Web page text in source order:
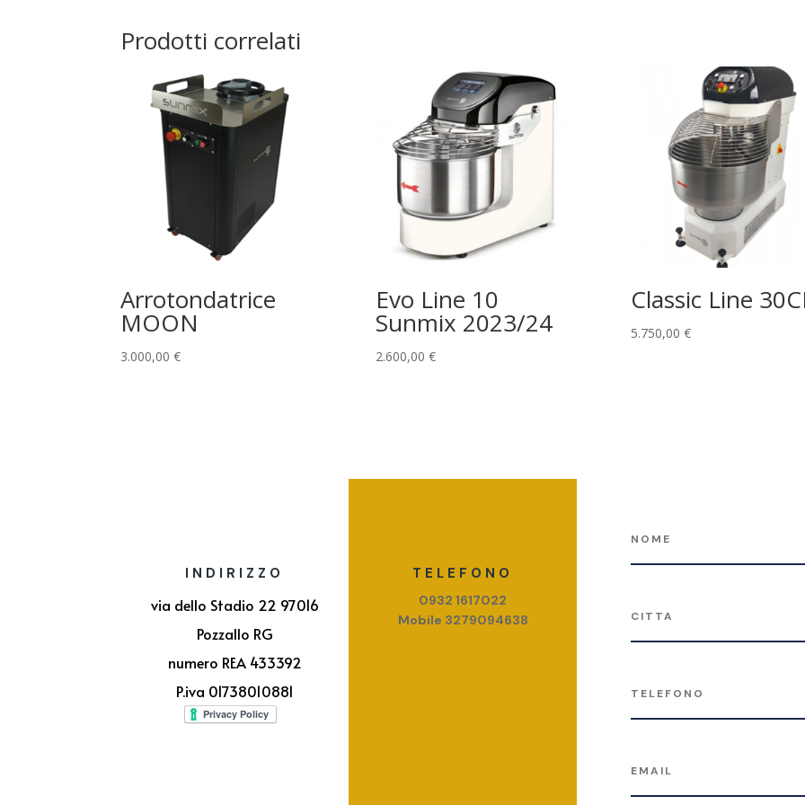
Prodotti correlati
Arrotondatrice
MOON
3.000,00€
Evo Line 10
Sunmix 2023/24
2.600,00 €
Classic Line
5.750,00 €
INDIRIZZO
via dello Stadio 22 97016
Pozzallo RG
numero REA 433392
P.iva 01738010881
TELEFONO
0932 1617022
Mobile 3279094638